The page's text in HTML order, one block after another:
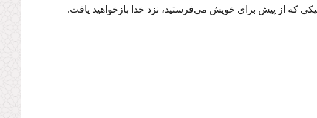
كه از پیش برای خویش می‌فرستید، نزد خدا بازخواهید یافت.